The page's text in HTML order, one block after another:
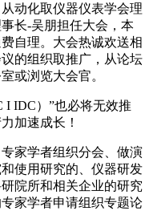
动化取仪器仪表学会理
长-吴朋担任大会，本
自理。大会热诚欢送相
的组织取推广，从论坛
或浏览大会官。
IDC）”也必将无效推
加速成长！
家学者组织分会、做演
使用研究的、仪器研发
院所和相关企业的研究
家学者申请组织专题论